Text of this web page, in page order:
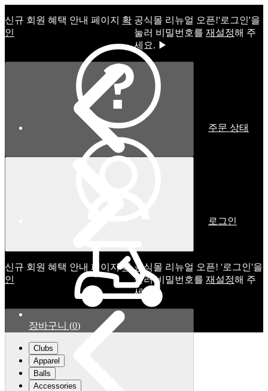
신규 회원 혜택 안내 페이지 확
인
공식몰 리뉴얼 오픈!ㅤ'로그인'을
눌러 비밀번호를 재설정해 주
세요. ▶
신규 회원 혜택 안내 페이지확
인
공식몰 리뉴얼 오픈! '로그인'을
눌러 비밀번호를 재설정해 주
세요.
주문 상태
로그인
장바구니 (0)
Clubs
Apparel
Balls
Accessories